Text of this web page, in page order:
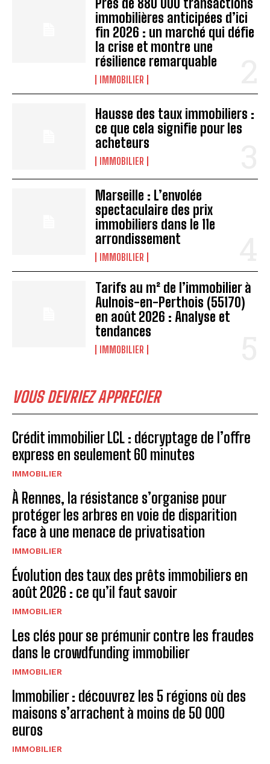
Près de 880 000 transactions
immobilières anticipées d’ici
fin 2026 : un marché qui défie
la crise et montre une
résilience remarquable
IMMOBILIER
Hausse des taux immobiliers :
ce que cela signifie pour les
acheteurs
IMMOBILIER
Marseille : L’envolée
spectaculaire des prix
immobiliers dans le 11e
arrondissement
IMMOBILIER
Tarifs au m² de l’immobilier à
Aulnois-en-Perthois (55170)
en août 2026 : Analyse et
tendances
IMMOBILIER
VOUS DEVRIEZ APPRECIER
Crédit immobilier LCL : décryptage de l’offre
express en seulement 60 minutes
IMMOBILIER
À Rennes, la résistance s’organise pour
protéger les arbres en voie de disparition
face à une menace de privatisation
IMMOBILIER
Évolution des taux des prêts immobiliers en
août 2026 : ce qu’il faut savoir
IMMOBILIER
Les clés pour se prémunir contre les fraudes
dans le crowdfunding immobilier
IMMOBILIER
Immobilier : découvrez les 5 régions où des
maisons s’arrachent à moins de 50 000
euros
IMMOBILIER